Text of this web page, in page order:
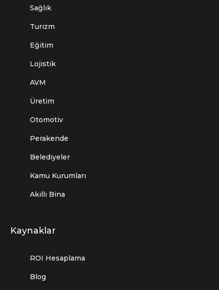
Sağlık
Turizm
Eğitim
Lojistik
AVM
Üretim
Otomotiv
Perakende
Belediyeler
Kamu Kurumları
Akıllı Bina
Kaynaklar
ROI Hesaplama
Blog